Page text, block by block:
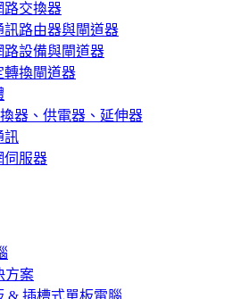
路交換器
訊路由器與閘道器
路設備與閘道器
轉換閘道器
器、供電器、延伸器
訊
伺服器
方案
& 插槽式單板電腦